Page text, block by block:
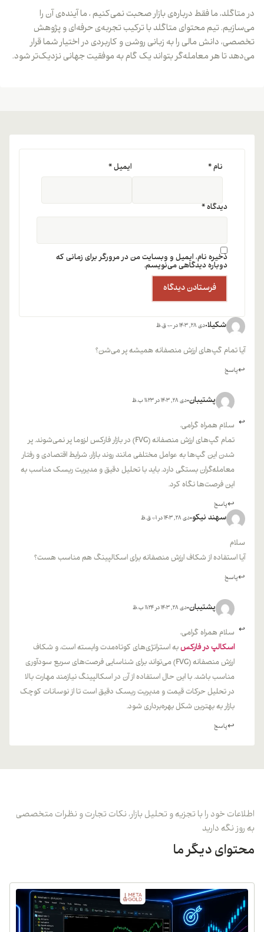
در متاگلد، ما فقط درباره‌ی بازار صحبت نمی‌کنیم ، ما آینده‌ی آن را
می‌سازیم. تیم محتوای متاگلد با ترکیب تجربه‌ی حرفه‌ای و پژوهش
تخصصی، دانش مالی را به زبانی روشن و کاربردی در اختیار شما قرار
می‌دهد تا هر معامله‌گر بتواند یک گام به موفقیت جهانی نزدیک‌تر شود.
شکیلا دی 28, 1403 در 0:00 ق.ظ
آیا تمام گپ‌های ارزش منصفانه همیشه پر می‌شن؟
پاسخ
پشتیبان دی 28, 1403 در 11:23 ب.ظ
سلام همراه گرامی،
تمام گپ‌های ارزش منصفانه (FVG) در بازار فارکس لزوما پر نمی‌شوند. پر
شدن این گپ‌ها به عوامل مختلفی مانند روند بازار، شرایط اقتصادی و رفتار
معامله‌گران بستگی دارد. باید با تحلیل دقیق و مدیریت ریسک مناسب به
این فرصت‌ها نگاه کرد.
پاسخ
سهند نیکو دی 28, 1403 در 0:01 ق.ظ
سلام
آیا استفاده از شکاف ارزش منصفانه برای اسکالپینگ هم مناسب هست؟
پاسخ
پشتیبان دی 28, 1403 در 11:24 ب.ظ
سلام همراه گرامی،
اسکالپ در فارکسبه استراتژی‌های کوتاه‌مدت وابسته است، و شکاف
ارزش منصفانه (FVG) می‌تواند برای شناسایی فرصت‌های سریع سودآوری
مناسب باشد. با این حال استفاده از آن در اسکالپینگ نیازمند مهارت بالا
در تحلیل حرکات قیمت و مدیریت ریسک دقیق است تا از نوسانات کوچک
بازار به بهترین شکل بهره‌برداری شود.
پاسخ
دیدگاه*
نام* ایمیل*
ذخیره نام، ایمیل و وبسایت من در مرورگر برای زمانی که
دوباره دیدگاهی می‌نویسم.
اطلاعات خود را با تجزیه و تحلیل بازار، نکات تجارت و نظرات متخصصی
به روز نگه دارید
محتوای دیگر ما